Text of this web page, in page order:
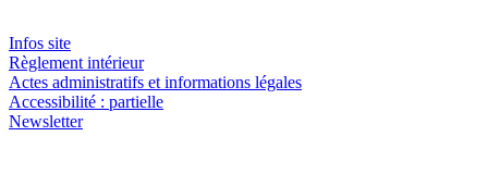
Infos site
Règlement intérieur
Actes administratifs et informations légales
Accessibilité : partielle
Newsletter